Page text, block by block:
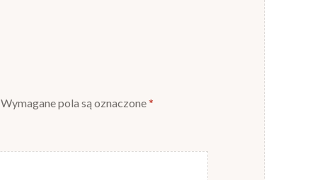
Wymagane pola są oznaczone*